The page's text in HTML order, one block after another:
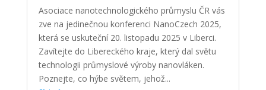
Asociace nanotechnologického průmyslu ČR vás
zve na jedinečnou konferenci NanoCzech 2025,
která se uskuteční 20. listopadu 2025 v Liberci.
Zavítejte do Libereckého kraje, který dal světu
technologii průmyslové výroby nanovláken.
Poznejte, co hýbe světem, jehož...